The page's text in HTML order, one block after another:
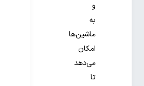
و
به
ماشین‌ها
امکان
می‌دهد
تا